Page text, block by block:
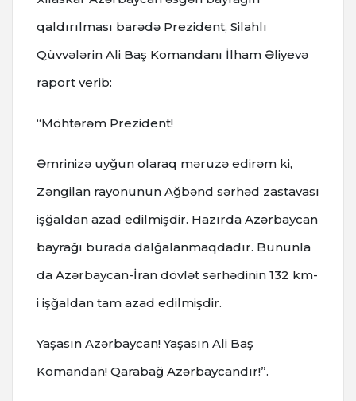
qaldırılması barədə Prezident, Silahlı
Qüvvələrin Ali Baş Komandanı İlham Əliyevə
raport verib:
“Möhtərəm Prezident!
Əmrinizə uyğun olaraq məruzə edirəm ki,
Zəngilan rayonunun Ağbənd sərhəd zastavası
işğaldan azad edilmişdir. Hazırda Azərbaycan
bayrağı burada dalğalanmaqdadır. Bununla
da Azərbaycan-İran dövlət sərhədinin 132 km-
i işğaldan tam azad edilmişdir.
Yaşasın Azərbaycan! Yaşasın Ali Baş
Komandan! Qarabağ Azərbaycandır!”.